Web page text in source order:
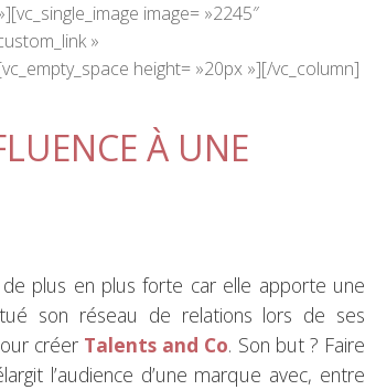
image= »2245″
»
height= »20px »][/vc_column]
À UNE
plus en plus forte car elle apporte une
son réseau de relations lors de ses
créer Talents and Co. Son but ? Faire
l’audience d’une marque avec, entre